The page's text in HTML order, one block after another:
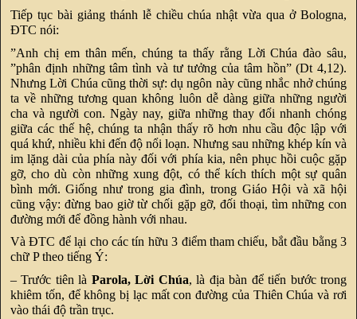
Tiếp tục bài giảng thánh lễ chiều chúa nhật vừa qua ở Bologna,
ĐTC nói:
”Anh chị em thân mến, chúng ta thấy rằng Lời Chúa đào sâu,
”phân định những tâm tình và tư tưởng của tâm hồn” (Dt 4,12).
Nhưng Lời Chúa cũng thời sự: dụ ngôn này cũng nhắc nhở chúng
ta về những tương quan không luôn dễ dàng giữa những người
cha và người con. Ngày nay, giữa những thay đổi nhanh chóng
giữa các thế hệ, chúng ta nhận thấy rõ hơn nhu cầu độc lập với
quá khứ, nhiều khi đến độ nổi loạn. Nhưng sau những khép kín và
im lặng dài của phía này đối với phía kia, nên phục hồi cuộc gặp
gỡ, cho dù còn những xung đột, có thể kích thích một sự quân
bình mới. Giống như trong gia đình, trong Giáo Hội và xã hội
cũng vậy: đừng bao giờ từ chối gặp gỡ, đối thoại, tìm những con
đường mới để đồng hành với nhau.
Và ĐTC để lại cho các tín hữu 3 điểm tham chiếu, bắt đầu bằng 3
chữ P theo tiếng Ý:
– Trước tiên là Parola, Lời Chúa, là địa bàn để tiến bước trong
khiêm tốn, để không bị lạc mất con đường của Thiên Chúa và rơi
vào thái độ trần trục.